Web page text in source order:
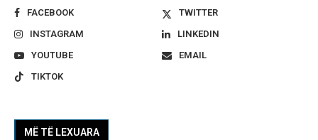
FACEBOOK
TWITTER
INSTAGRAM
LINKEDIN
YOUTUBE
EMAIL
TIKTOK
MË TË LEXUARA